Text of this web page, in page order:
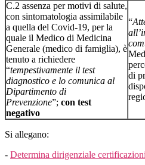
C.2 assenza per motivi di salute,
con sintomatologia assimilabile
a quella del Covid-19, per la
quale il Medico di Medicina
Generale (medico di famiglia), è
tenuto a richiedere
“tempestivamente il test
diagnostico e lo comunica al
Dipartimento di
Prevenzione”; con test
negativo
“
di
Si allegano:
- Determina dirigenziale